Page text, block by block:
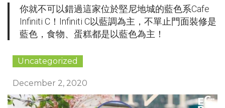
你就不可以錯過這家位於堅尼地城的藍色系cafe
Infiniti C！Infiniti C以藍調為主，不單止門面裝修是
藍色，食物、蛋糕都是以藍色為主！
Uncategorized
December 2, 2020